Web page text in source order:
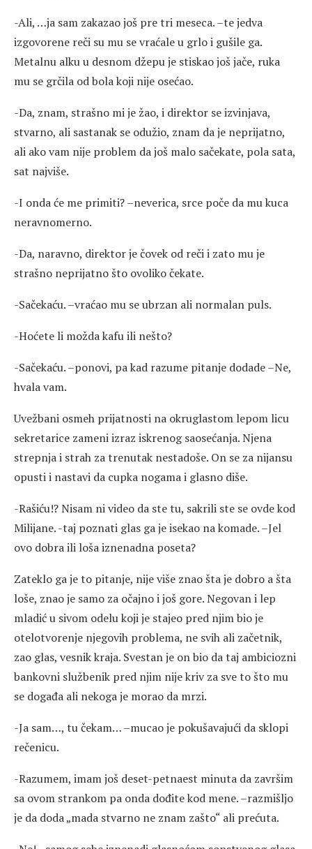
-Ali, …ja sam zakazao još pre tri meseca. –te jedva
izgovorene reči su mu se vraćale u grlo i gušile ga.
Metalnu alku u desnom džepu je stiskao još jače, ruka
mu se grčila od bola koji nije osećao.
-Da, znam, strašno mi je žao, i direktor se izvinjava,
stvarno, ali sastanak se odužio, znam da je neprijatno,
ali ako vam nije problem da još malo sačekate, pola sata,
sat najviše.
-I onda će me primiti? –neverica, srce poče da mu kuca
neravnomerno.
-Da, naravno, direktor je čovek od reči i zato mu je
strašno neprijatno što ovoliko čekate.
-Sačekaću. –vraćao mu se ubrzan ali normalan puls.
-Hoćete li možda kafu ili nešto?
-Sačekaću. –ponovi, pa kad razume pitanje dodade –Ne,
hvala vam.
Uvežbani osmeh prijatnosti na okruglastom lepom licu
sekretarice zameni izraz iskrenog saosećanja. Njena
strepnja i strah za trenutak nestadoše. On se za nijansu
opusti i nastavi da cupka nogama i glasno diše.
-Rašiću!? Nisam ni video da ste tu, sakrili ste se ovde kod
Milijane. -taj poznati glas ga je isekao na komade. –Jel
ovo dobra ili loša iznenadna poseta?
Zateklo ga je to pitanje, nije više znao šta je dobro a šta
loše, znao je samo za očajno i još gore. Negovan i lep
mladić u sivom odelu koji je stajeo pred njim bio je
otelotvorenje njegovih problema, ne svih ali začetnik,
zao glas, vesnik kraja. Svestan je on bio da taj ambiciozni
bankovni službenik pred njim nije kriv za sve to što mu
se događa ali nekoga je morao da mrzi.
-Ja sam…, tu čekam… –mucao je pokušavajući da sklopi
rečenicu.
-Razumem, imam još deset-petnaest minuta da završim
sa ovom strankom pa onda dođite kod mene. –razmišljo
je da doda „mada stvarno ne znam zašto“ ali prećuta.